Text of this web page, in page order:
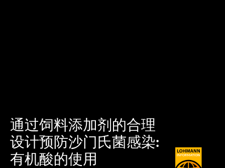
通过饲料添加剂的合理
设计预防沙门氏菌感染:
有机酸的使用